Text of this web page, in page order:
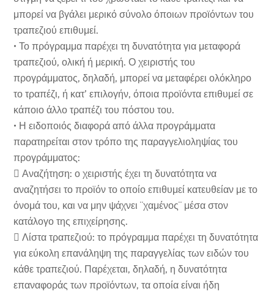
μπορεί να βγάλει μερικό σύνολο όποιων προϊόντων του
τραπεζιού επιθυμεί.
• Το πρόγραμμα παρέχει τη δυνατότητα για μεταφορά
τραπεζιού, ολική ή μερική. Ο χειριστής του
προγράμματος, δηλαδή, μπορεί να μεταφέρει ολόκληρο
το τραπέζι, ή κατ’ επιλογήν, όποια προϊόντα επιθυμεί σε
κάποιο άλλο τραπέζι του πόστου του.
• Η ειδοποιός διαφορά από άλλα προγράμματα
παρατηρείται στον τρόπο της παραγγελιοληψίας του
προγράμματος:
 Αναζήτηση: ο χειριστής έχει τη δυνατότητα να
αναζητήσει το προϊόν το οποίο επιθυμεί κατευθείαν με το
όνομά του, και να μην ψάχνει ¨χαμένος¨ μέσα στον
κατάλογο της επιχείρησης.
 Λίστα τραπεζιού: το πρόγραμμα παρέχει τη δυνατότητα
για εύκολη επανάληψη της παραγγελίας των ειδών του
κάθε τραπεζιού. Παρέχεται, δηλαδή, η δυνατότητα
επαναφοράς των προϊόντων, τα οποία είναι ήδη